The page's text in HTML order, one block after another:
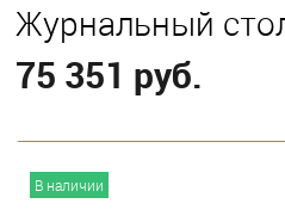
Журнальный
75 351 руб.
В наличии